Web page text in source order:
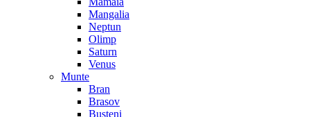
Mangalia
Neptun
Olimp
Saturn
Venus
Munte
Bran
Brasov
Busteni